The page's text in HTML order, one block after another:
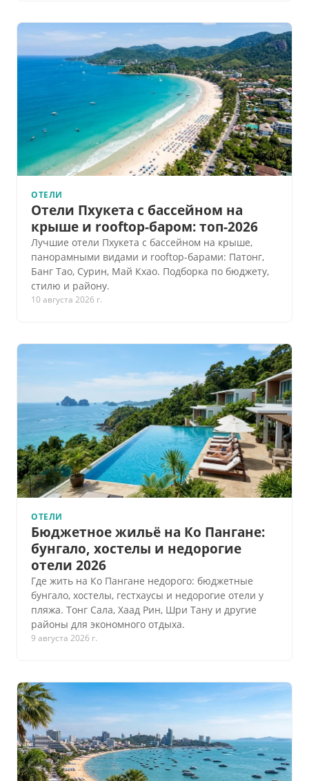
ОТЕЛИ
Отели Пхукета с бассейном на
крыше и rooftop-баром: топ-2026
Лучшие отели Пхукета с бассейном на крыше,
панорамными видами и rooftop-барами: Патонг,
Банг Тао, Сурин, Май Кхао. Подборка по бюджету,
стилю и району.
10 августа 2026 г.
ОТЕЛИ
Бюджетное жильё на Ко Пангане:
бунгало, хостелы и недорогие
отели 2026
Где жить на Ко Пангане недорого: бюджетные
бунгало, хостелы, гестхаусы и недорогие отели у
пляжа. Тонг Сала, Хаад Рин, Шри Тану и другие
районы для экономного отдыха.
9 августа 2026 г.